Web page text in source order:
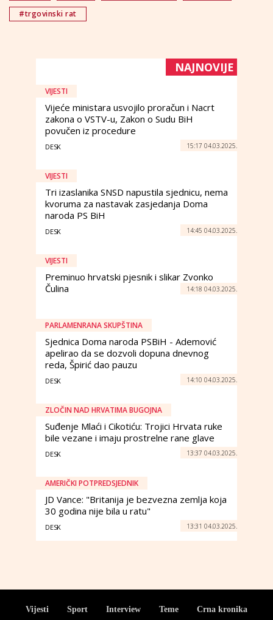
#trgovinski rat
NAJNOVIJE
VIJESTI
Vijeće ministara usvojilo proračun i Nacrt
zakona o VSTV-u, Zakon o Sudu BiH
povučen iz procedure
DESK 15:17 04.03.2025.
VIJESTI
Tri izaslanika SNSD napustila sjednicu, nema
kvoruma za nastavak zasjedanja Doma
naroda PS BiH
DESK 14:45 04.03.2025.
VIJESTI
Preminuo hrvatski pjesnik i slikar Zvonko
Čulina
14:18 04.03.2025.
PARLAMENRANA SKUPŠTINA
Sjednica Doma naroda PSBiH - Ademović
apelirao da se dozvoli dopuna dnevnog
reda, Špirić dao pauzu
DESK 14:10 04.03.2025.
ZLOČIN NAD HRVATIMA BUGOJNA
Suđenje Mlaći i Cikotiću: Trojici Hrvata ruke
bile vezane i imaju prostrelne rane glave
DESK 13:37 04.03.2025.
AMERIČKI POTPREDSJEDNIK
JD Vance: "Britanija je bezvezna zemlja koja
30 godina nije bila u ratu"
DESK 13:31 04.03.2025.
Vijesti Sport Interview Teme Crna kronika